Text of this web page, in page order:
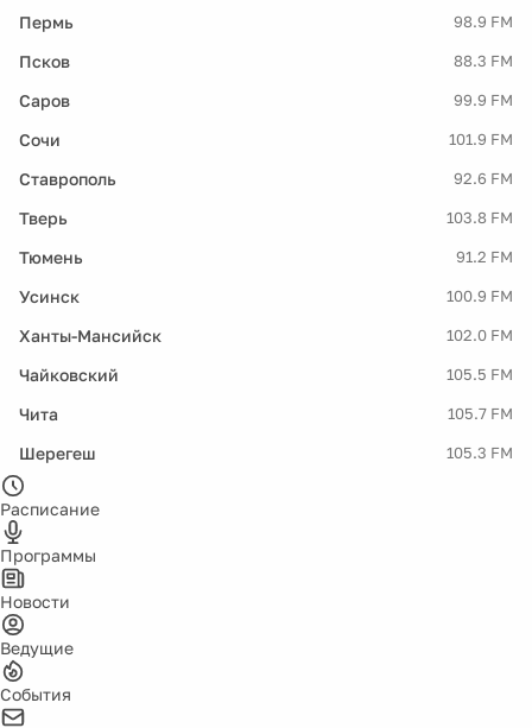
Пермь 98.9 FM
Псков 88.3 FM
Саров 99.9 FM
Сочи 101.9 FM
Ставрополь 92.6 FM
Тверь 103.8 FM
Тюмень 91.2 FM
Усинск 100.9 FM
Ханты-Мансийск 102.0 FM
Чайковский 105.5 FM
Чита 105.7 FM
Шерегеш 105.3 FM
Расписание
Программы
Новости
Ведущие
События